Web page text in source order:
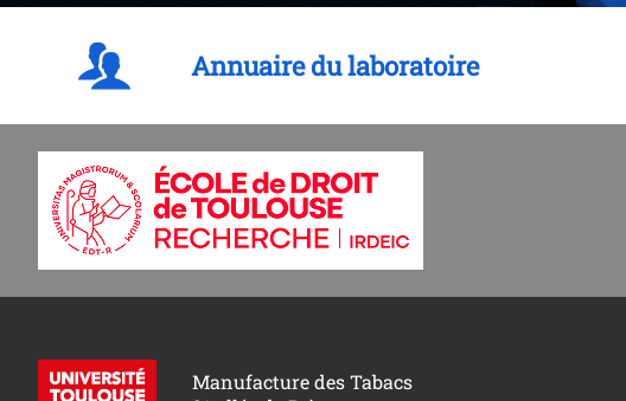
Annuaire du laboratoire
Manufacture des Tabacs